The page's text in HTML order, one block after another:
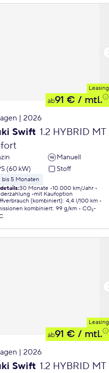
Leasing
ab91 € / mtl.
| 2026
Swift 1.2 HYBRID MT
Manuell
(60 kW)
Stoff
bis 5 Monaten
:30 Monate 10.000 km/Jahr
mit Kaufoption
(kombiniert): 4,4 l/100 km
kombiniert: 99 g/km
CO₂-
Leasing
ab91 € / mtl.
| 2026
Swift 1.2 HYBRID MT